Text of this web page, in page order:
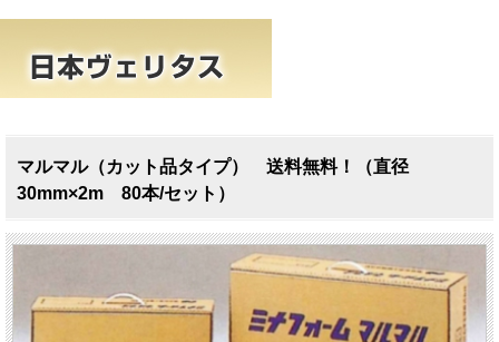
マルマル（カット品タイプ） 送料無料！（直径
30mm×2m 80本/セット）